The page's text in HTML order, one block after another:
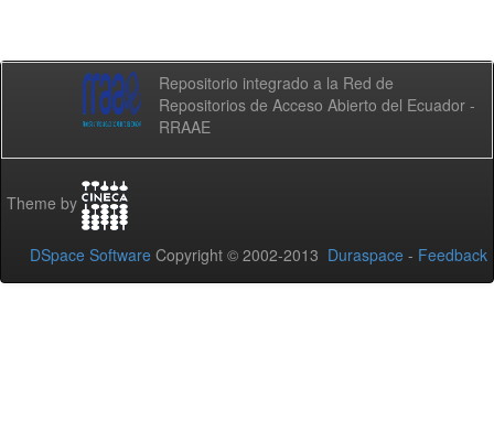
Repositorio integrado a la Red de
Repositorios de Acceso Abierto del Ecuador -
RRAAE
Theme by
DSpace Software Copyright © 2002-2013 Duraspace - Feedback